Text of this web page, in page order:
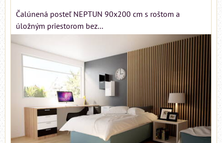
Čalúnená posteľ NEPTUN 90x200 cm s roštom a
úložným priestorom bez...